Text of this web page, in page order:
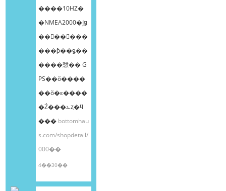
����10HZ�
�NMEA2000�إǥ
��󥰥��󥵡���
���ƥ��ǥ��
����㥹�� G
PS��õ����
��õ�ε����
�Ź���ܥȥ�ϥ
��� bottomhau
s.com/shopdetail/
000��
4��30��